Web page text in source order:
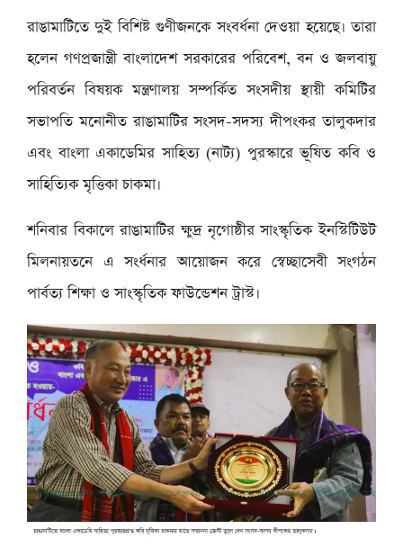
রাঙামাটিতে দুই বিশিষ্ট গুণীজনকে সংবর্ধনা দেওয়া হয়েছে। তারা
হলেন গণপ্রজান্ত্রী বাংলাদেশ সরকারের পরিবেশ, বন ও জলবায়ু
পরিবর্তন বিষয়ক মন্ত্রণালয় সম্পর্কিত সংসদীয় স্থায়ী কমিটির
সভাপতি মনোনীত রাঙামাটির সংসদ-সদস্য দীপংকর তালুকদার
এবং বাংলা একাডেমির সাহিত্য (নাট্য) পুরস্কারে ভূষিত কবি ও
সাহিত্যিক মৃত্তিকা চাকমা।
শনিবার বিকালে রাঙামাটির ক্ষুদ্র নৃগোষ্ঠীর সাংস্কৃতিক ইনস্টিটিউট
মিলনায়তনে এ সংর্ধনার আয়োজন করে স্বেচ্ছাসেবী সংগঠন
পার্বত্য শিক্ষা ও সাংস্কৃতিক ফাউন্ডেশন ট্রাস্ট।